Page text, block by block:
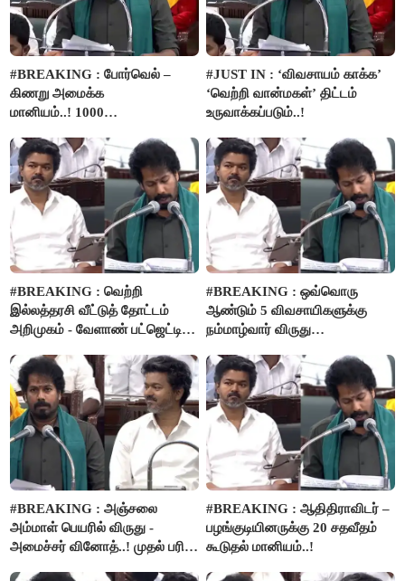
#BREAKING : போர்வெல் –
கிணறு அமைக்க
மானியம்..! 1000
பம்புசெட் வழங்கப்படும்..!
#JUST IN : ‘விவசாயம் காக்க’
‘வெற்றி வான்மகள்’ திட்டம்
உருவாக்கப்படும்..!
#BREAKING : வெற்றி
இல்லத்தரசி வீட்டுத் தோட்டம்
அறிமுகம் - வேளாண் பட்ஜெட்டில்
#BREAKING : ஒவ்வொரு
ஆண்டும் 5 விவசாயிகளுக்கு
நம்மாழ்வார் விருது
#BREAKING : அஞ்சலை
அம்மாள் பெயரில் விருது -
அமைச்சர் வினோத்..! முதல் பரிசு
#BREAKING : ஆதிதிராவிடர் –
பழங்குடியினருக்கு 20 சதவீதம்
கூடுதல் மானியம்..!